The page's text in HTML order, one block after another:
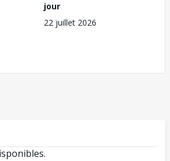
jour
22 juillet 2026